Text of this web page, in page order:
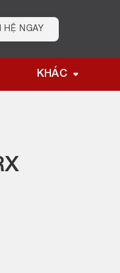
HỆ NGAY
KHÁC